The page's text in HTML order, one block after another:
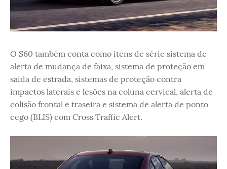
O S60 também conta como itens de série sistema de
alerta de mudança de faixa, sistema de proteção em
saída de estrada, sistemas de proteção contra
impactos laterais e lesões na coluna cervical, alerta de
colisão frontal e traseira e sistema de alerta de ponto
cego (BLIS) com Cross Traffic Alert.